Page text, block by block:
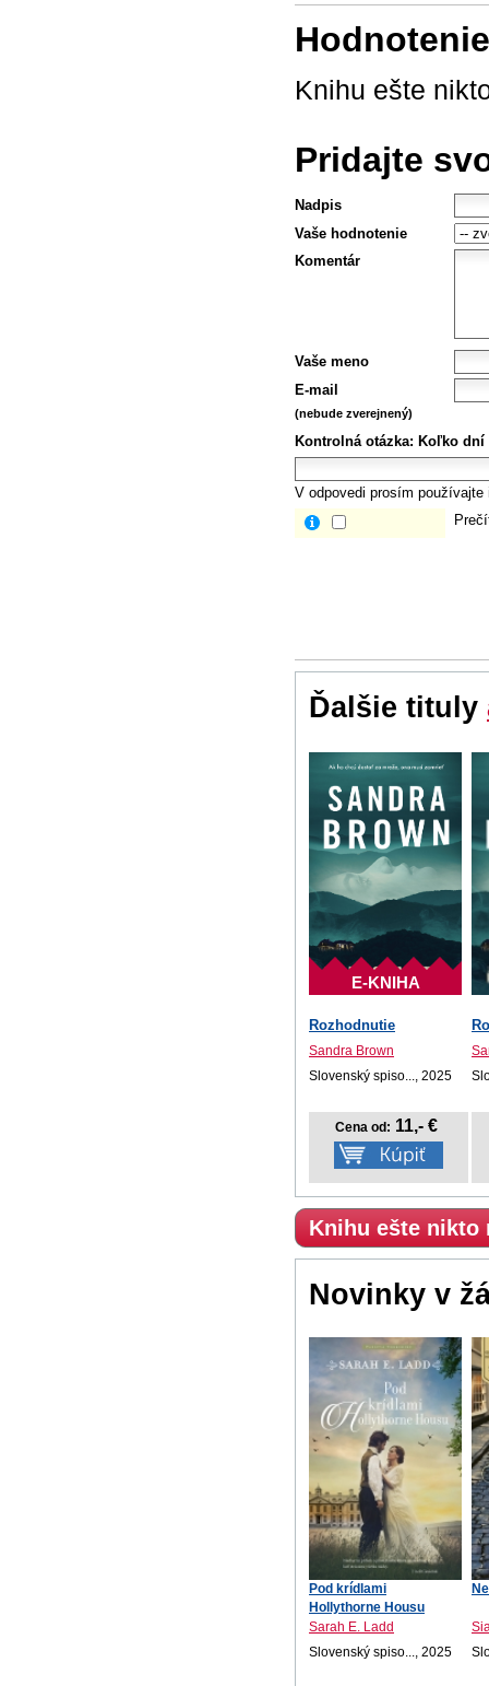
Knihu ešte
Pridajte
Nadpis
Vaše hodnotenie
Komentár
Vaše meno
E-mail
(nebude zverejnený)
Kontrolná otázka: Koľko dní
V odpovedi prosím
Ďalšie tituly
E-KNIHA
Rozhodnutie
Sandra Brown
Slovenský spiso..., 2025
Cena od: 11,- €
Knihu ešte nikto
Novinky v
Pod krídlami
Hollythorne Housu
Sarah E. Ladd
Slovenský spiso..., 2025